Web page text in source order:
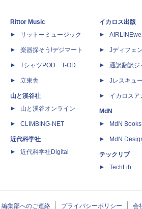
Rittor Music
リットーミュージック
楽器探そう!デジマート
TシャツPOD T-OD
立東舎
山と溪谷社
山と溪谷オンライン
CLIMBING-NET
近代科学社
近代科学社Digital
イカロス出版
Jディフェ
通訳翻訳ジ
Jレスキュ
イカロスア
MdN
MdN Books
MdN
テックリブ
TechLib
編集部へのご連絡 プライバシーポリシー 会